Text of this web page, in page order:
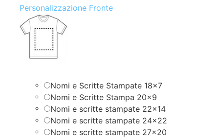
Personalizzazione Fronte
Nomi e Scritte Stampate 18×7
Nomi e Scritte Stampa 20×9
Nomi e scritte stampate 22×14
Nomi e scritte stampate 24×22
Nomi e scritte stampate 27×20